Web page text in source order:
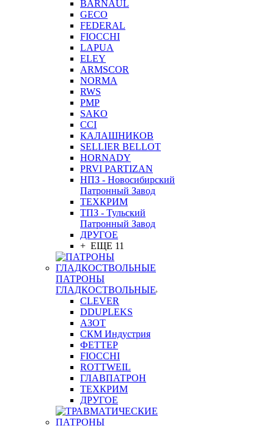
BARNAUL
GEСO
FEDERAL
FIOCCHI
LAPUA
ELEY
ARMSCOR
NORMA
RWS
PMP
SAKO
CCI
КАЛАШНИКОВ
SELLIER BELLOT
HORNADY
PRVI PARTIZAN
НПЗ - Новосибирский
Патронный Завод
ТЕХКРИМ
ТПЗ - Тульский
Патронный Завод
ДРУГОЕ
+ ЕЩЕ 11
ПАТРОНЫ
ГЛАДКОСТВОЛЬНЫЕ
CLEVER
DDUPLEKS
АЗОТ
СКМ Индустрия
ФЕТТЕР
FIOCCHI
ROTTWEIL
ГЛАВПАТРОН
ТЕХКРИМ
ДРУГОЕ